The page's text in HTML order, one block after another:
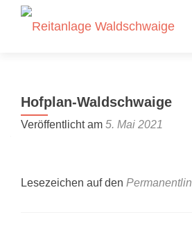
Hofplan-Waldschwaige
Veröffentlicht am 5. Mai 2021
Lesezeichen auf den